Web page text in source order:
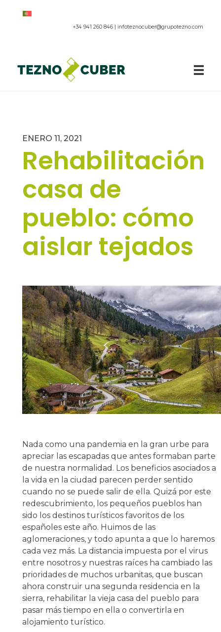
+34 941 260 846 | infoteznocuber@grupotezno.com
ENERO 11, 2021
Rehabilitación
casa de
pueblo: cómo
aislar tejados
Nada como una pandemia en la gran urbe para
apreciar las escapadas que antes formaban parte
de nuestra normalidad. Los beneficios asociados a
la vida en la ciudad parecen perder sentido
cuando no se puede salir de ella. Quizá por este
redescubrimiento, los pequeños pueblos han
sido los destinos turísticos favoritos de los
españoles este año. Huimos de las
aglomeraciones, y todo apunta a que lo haremos
cada vez más. La distancia impuesta por el virus
entre nosotros y nuestras raíces ha cambiado las
prioridades de muchos urbanitas, que buscan
ahora construir una segunda residencia en la
sierra, rehabilitar la vieja casa del pueblo para
pasar más tiempo en ella o convertirla en
alojamiento turístico.